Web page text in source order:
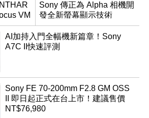
VM
Sony 傳正為 Alpha 相機開
發全新螢幕顯示技術
AI加持入門全幅機新篇章！Sony
A7C II快速評測
Sony FE 70-200mm F2.8 GM OSS
II 即日起正式在台上市！建議售價
NT$76,980